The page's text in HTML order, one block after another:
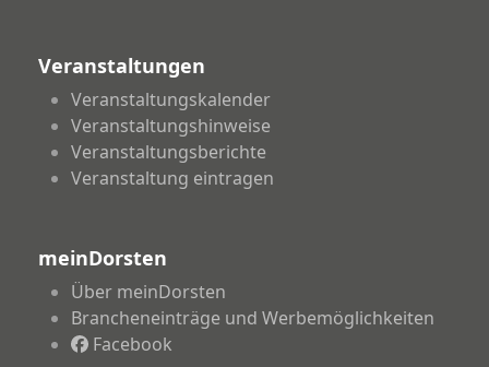
Veranstaltungen
Veranstaltungskalender
Veranstaltungshinweise
Veranstaltungsberichte
Veranstaltung eintragen
meinDorsten
Über meinDorsten
Brancheneinträge und Werbemöglichkeiten
Facebook